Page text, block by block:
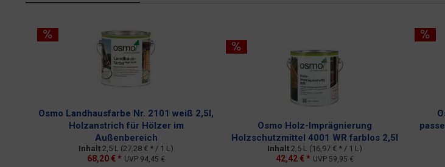
Osmo Landhausfarbe Nr. 2101 weiß 2,5l,
Holzanstrich für Hölzer im
Außenbereich
Inhalt 2,5 L (27,28 € * / 1 L)
68,20 € * UVP 94,45 €
Osmo Holz-Imprägnierung
Holzschutzmittel 4001 WR farblos 2,5l
Inhalt 2,5 L (16,97 € * / 1 L)
42,42 € * UVP 59,95 €